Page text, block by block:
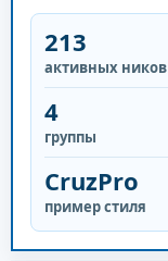
213
активных ников
4
группы
CruzPro
пример стиля